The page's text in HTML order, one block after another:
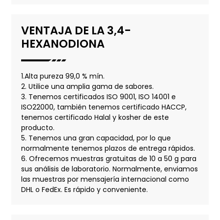
VENTAJA DE LA 3,4-
HEXANODIONA
1.Alta pureza 99,0 % mín.
2. Utilice una amplia gama de sabores.
3. Tenemos certificados ISO 9001, ISO 14001 e
ISO22000, también tenemos certificado HACCP,
tenemos certificado Halal y kosher de este
producto.
5. Tenemos una gran capacidad, por lo que
normalmente tenemos plazos de entrega rápidos.
6. Ofrecemos muestras gratuitas de 10 a 50 g para
sus análisis de laboratorio. Normalmente, enviamos
las muestras por mensajería internacional como
DHL o FedEx. Es rápido y conveniente.